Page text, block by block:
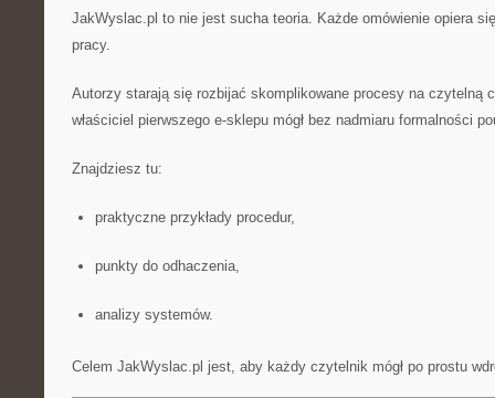
JakWyslac.pl to nie jest sucha teoria. Każde omówienie opiera
pracy.
Autorzy starają się rozbijać skomplikowane procesy na czytelną
właściciel pierwszego e-sklepu mógł bez nadmiaru formalności
Znajdziesz tu:
praktyczne przykłady procedur,
punkty do odhaczenia,
analizy systemów.
Celem JakWyslac.pl jest, aby każdy czytelnik mógł po prostu